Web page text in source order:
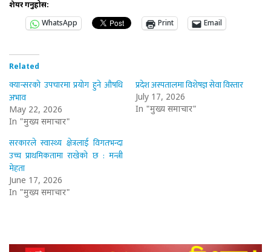
शेयर गर्नुहोस:
WhatsApp
Print Email
Related
क्यान्सरको उपचारमा प्रयोग हुने औषधि
अभाव
May 22, 2026
In "मुख्य समाचार"
प्रदेश अस्पतालमा विशेषज्ञ सेवा विस्तार
July 17, 2026
In "मुख्य समाचार"
सरकारले स्वास्थ्य क्षेत्रलाई विगतभन्दा
उच्च प्राथमिकतामा राखेको छ : मन्त्री
मेहता
June 17, 2026
In "मुख्य समाचार"